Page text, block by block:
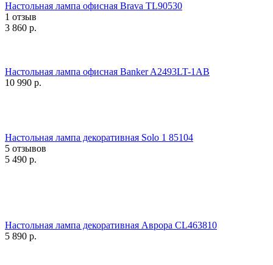
Настольная лампа офисная Brava TL90530
1 отзыв
3 860 р.
Настольная лампа офисная Banker A2493LT-1AB
10 990 р.
Настольная лампа декоративная Solo 1 85104
5 отзывов
5 490 р.
Настольная лампа декоративная Аврора CL463810
5 890 р.